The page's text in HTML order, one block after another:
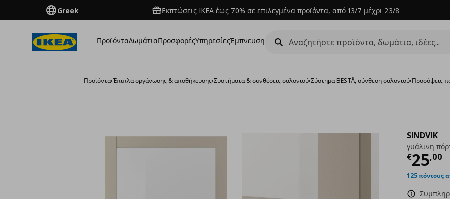
Greek Εκπτώσεις IKEA έως 70% σε επιλεγμένα προϊόντα, από 13/7 μέχρι 23/8
ΠροϊόνταΔωμάτιαΠροσφορέςΥπηρεσίεςΈμπνευση
Προϊόντα›Έπιπλα οργάνωσης & αποθήκευσης›Συστήματα & συνθέσεις σαλονιού›Σύστημα BESTÅ, σύνθεση σαλονιού›Προσόψεις
SINDVIK
γυάλινη
€25,00
125 πόντους